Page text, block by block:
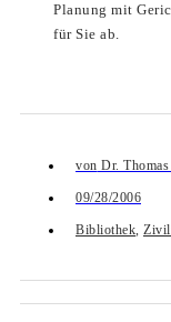
Planung mit
für Sie ab.
von Dr.
09/28/2006
Bibliothek,